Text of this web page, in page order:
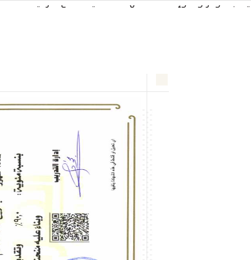
القسم النسائى